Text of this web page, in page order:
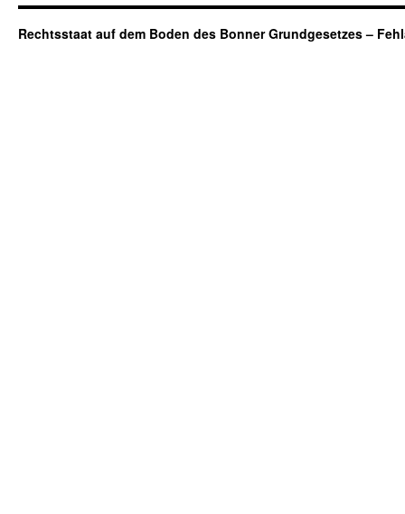
Rechtsstaat auf dem Boden des Bonner Grundgesetzes –